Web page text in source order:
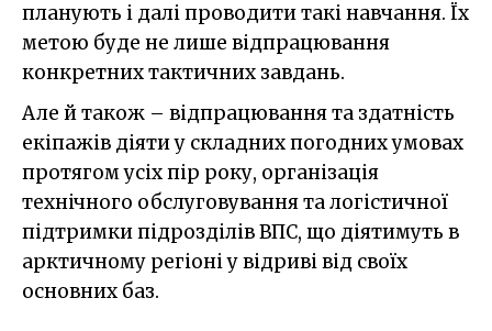
планують і далі проводити такі навчання. Їх
метою буде не лише відпрацювання
конкретних тактичних завдань.
Але й також – відпрацювання та здатність
екіпажів діяти у складних погодних умовах
протягом усіх пір року, організація
технічного обслуговування та логістичної
підтримки підрозділів ВПС, що діятимуть в
арктичному регіоні у відриві від своїх
основних баз.